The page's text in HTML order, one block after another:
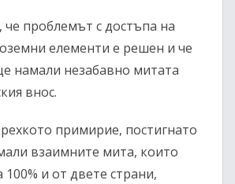
проблемът с достъпа на
елементи е решен и че
намали незабавно митата
внос.
примирие, постигнато
взаимните мита, които
и от двете страни,